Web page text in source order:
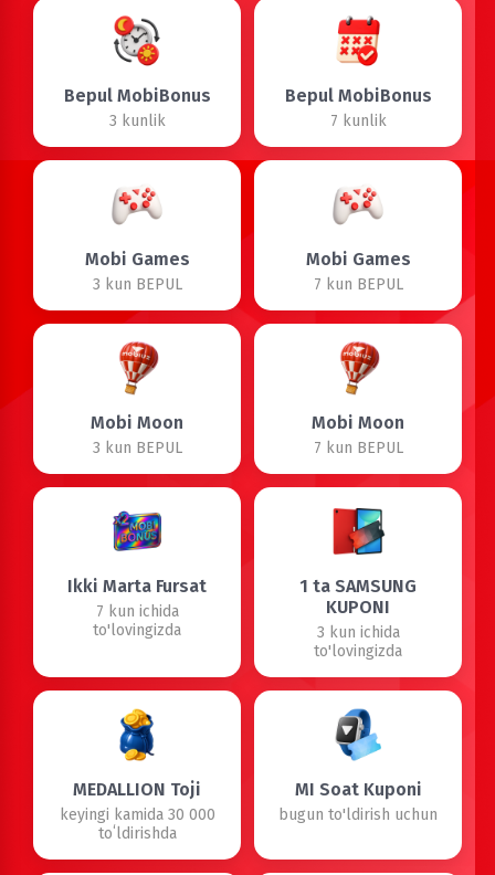
Bepul MobiBonus
3 kunlik
Bepul MobiBonus
7 kunlik
Mobi Games
3 kun BEPUL
Mobi Games
7 kun BEPUL
Mobi Moon
3 kun BEPUL
Mobi Moon
7 kun BEPUL
Ikki Marta Fursat
7 kun ichida
to'lovingizda
1 ta SAMSUNG
KUPONI
3 kun ichida
to'lovingizda
MEDALLION Toji
keyingi kamida 30 000
toʻldirishda
MI Soat Kuponi
bugun to'ldirish uchun